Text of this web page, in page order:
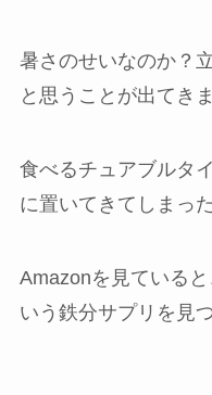
暑さのせいなのか？
と思うことが出てき
食べるチュアブルタ
に置いてきてしまっ
Amazonを見ている
いう鉄分サプリを見